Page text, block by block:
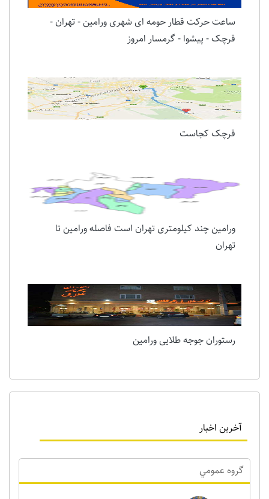
ساعت حرکت قطار حومه ای شهری ورامین - تهران -
قرچک - پیشوا - گرمسار امروز
قرچک کجاست
ورامین چند کیلومتری تهران است فاصله ورامین تا
تهران
رستوران جوجه طلایی ورامین
آخرین اخبار
گروه عمومي